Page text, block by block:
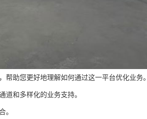
助您更好地理解如何通过这一平台优化业务。
道和多样化的业务支持。
。